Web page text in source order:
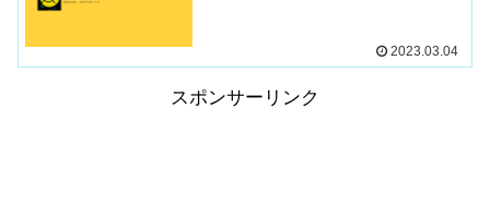
2023.03.04
スポンサーリンク